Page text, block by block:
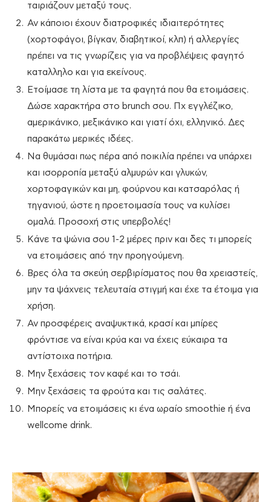
ταιριάζουν μεταξύ τους.
Αν κάποιοι έχουν διατροφικές ιδιαιτερότητες
(χορτοφάγοι, βίγκαν, διαβητικοί, κλπ) ή αλλεργίες
πρέπει να τις γνωρίζεις για να προβλέψεις φαγητό
καταλληλο και για εκείνους.
Ετοίμασε τη λίστα με τα φαγητά που θα ετοιμάσεις.
Δώσε χαρακτήρα στο brunch σου. Πχ εγγλέζικο,
αμερικάνικο, μεξικάνικο και γιατί όχι, ελληνικό. Δες
παρακάτω μερικές ιδέες.
Να θυμάσαι πως πέρα από ποικιλία πρέπει να υπάρχει
και ισορροπία μεταξύ αλμυρών και γλυκών,
χορτοφαγικών και μη, φούρνου και κατσαρόλας ή
τηγανιού, ώστε η προετοιμασία τους να κυλίσει
ομαλά. Προσοχή στις υπερβολές!
Κάνε τα ψώνια σου 1-2 μέρες πριν και δες τι μπορείς
να ετοιμάσεις από την προηγούμενη.
Βρες όλα τα σκεύη σερβιρίσματος που θα χρειαστείς,
μην τα ψάχνεις τελευταία στιγμή και έχε τα έτοιμα για
χρήση.
Αν προσφέρεις αναψυκτικά, κρασί και μπίρες
φρόντισε να είναι κρύα και να έχεις εύκαιρα τα
αντίστοιχα ποτήρια.
Μην ξεχάσεις τον καφέ και το τσάι.
Μην ξεχάσεις τα φρούτα και τις σαλάτες.
Μπορείς να ετοιμάσεις κι ένα ωραίο smoothie ή ένα
wellcome drink.